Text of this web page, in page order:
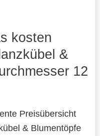
kosten
&
12
Preisübersicht
& Blumentöpfe